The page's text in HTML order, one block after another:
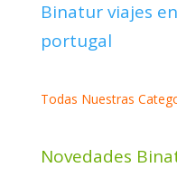
Todas Nuestras
Novedades